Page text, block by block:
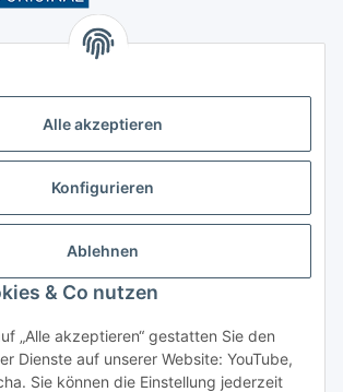
Alle akzeptieren
Konfigurieren
Ablehnen
& Co nutzen
„Alle akzeptieren“ gestatten Sie den
Dienste auf unserer Website: YouTube,
Sie können die Einstellung jederzeit
auf Google Maps